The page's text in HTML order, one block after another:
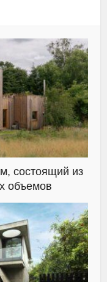
состоящий из
объемов